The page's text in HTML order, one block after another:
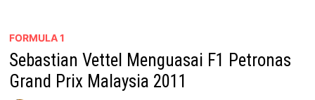
FORMULA 1
Sebastian Vettel Menguasai F1 Petronas
Grand Prix Malaysia 2011